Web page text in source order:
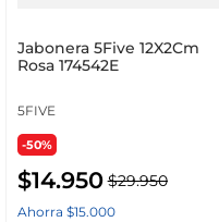
Jabonera 5Five 12X2Cm
Rosa 174542E
5FIVE
-50%
$14.950 $29.950
Ahorra $15.000